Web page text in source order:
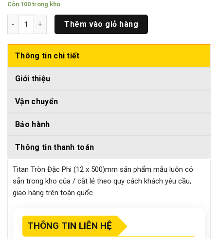
Còn 100 trong kho
Titan Tròn Đặc Phi (12 x 500)mm số lượng
Thêm vào giỏ hàng
Thông tin chi tiết
Giới thiệu
Vận chuyển
Bảo hành
Thông tin thanh toán
Titan Tròn Đặc Phi (12 x 500)mm sản phẩm mẫu luôn có
sẵn trong kho của / cắt lẻ theo quy cách khách yêu cầu,
giao hàng trên toàn quốc.
THÔNG TIN LIÊN HỆ